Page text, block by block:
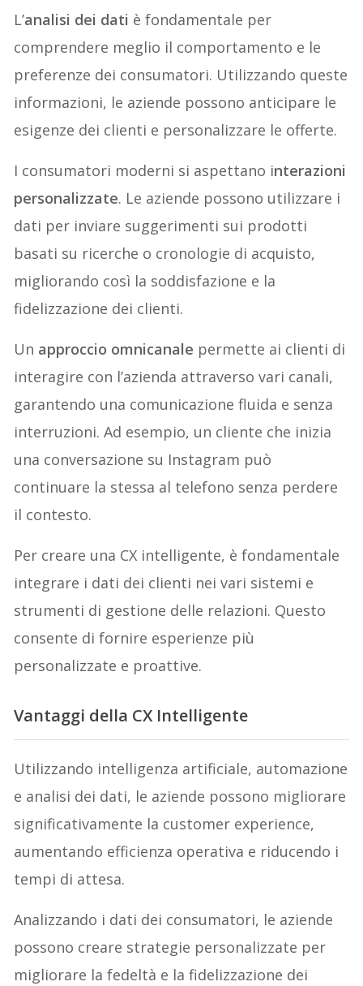
L’analisi dei dati è fondamentale per
comprendere meglio il comportamento e le
preferenze dei consumatori. Utilizzando queste
informazioni, le aziende possono anticipare le
esigenze dei clienti e personalizzare le offerte.
I consumatori moderni si aspettano interazioni
personalizzate. Le aziende possono utilizzare i
dati per inviare suggerimenti sui prodotti
basati su ricerche o cronologie di acquisto,
migliorando così la soddisfazione e la
fidelizzazione dei clienti.
Un approccio omnicanale permette ai clienti di
interagire con l’azienda attraverso vari canali,
garantendo una comunicazione fluida e senza
interruzioni. Ad esempio, un cliente che inizia
una conversazione su Instagram può
continuare la stessa al telefono senza perdere
il contesto.
Per creare una CX intelligente, è fondamentale
integrare i dati dei clienti nei vari sistemi e
strumenti di gestione delle relazioni. Questo
consente di fornire esperienze più
personalizzate e proattive.
Vantaggi della CX Intelligente
Utilizzando intelligenza artificiale, automazione
e analisi dei dati, le aziende possono migliorare
significativamente la customer experience,
aumentando efficienza operativa e riducendo i
tempi di attesa.
Analizzando i dati dei consumatori, le aziende
possono creare strategie personalizzate per
migliorare la fedeltà e la fidelizzazione dei